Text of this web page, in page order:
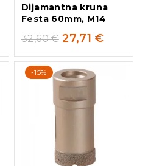
Dijamantna kruna
Festa 60mm, M14
32,60€ 27,71 €
-15%